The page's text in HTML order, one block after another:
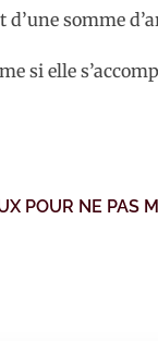
somme
si elle
POUR NE PAS